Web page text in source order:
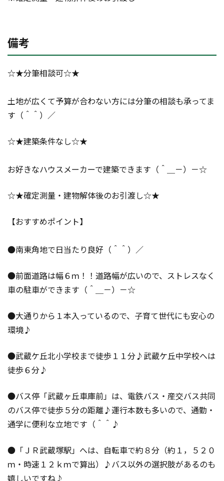
備考
☆★分筆相談可☆★
土地が広くて予算が合わない方には分筆の相談も承ってま
す（＾＾）／
☆★建築条件なし☆★
お好きなハウスメーカーで建築できます（＾＿－）－☆
☆★確定測量・建物解体後のお引渡し☆★
【おすすめポイント】
●南東角地で日当たり良好（＾＾）／
●前面道路は幅６ｍ！！道路幅が広いので、ストレスなく
車の駐車ができます（＾＿－）－☆
●大通りから１本入っているので、子育て世代にも安心の
環境♪
●武蔵ケ丘北小学校まで徒歩１１分♪武蔵ケ丘中学校へは
徒歩６分♪
●バス停「武蔵ヶ丘車庫前」は、電鉄バス・産交バス共同
のバス停で徒歩５分の距離♪運行本数も多いので、通勤・
通学に便利な立地です（＾＾♪
●「ＪＲ武蔵塚駅」へは、自転車で約８分（約１，５２０
ｍ・時速１２ｋｍで算出）♪バス以外の選択肢があるのも
嬉しいですね♪